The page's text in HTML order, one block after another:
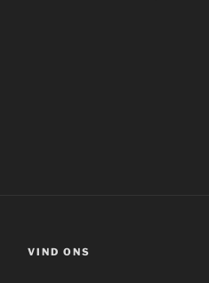
VIND ONS